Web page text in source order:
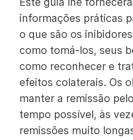
informações práticas
o que são os inibidores
como tomá-los, seus
como reconhecer e
efeitos colaterais. Os
manter a remissão
tempo possível, às
remissões muito